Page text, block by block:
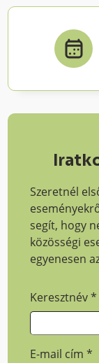
Szeretnél
segít, hogy
közösségi
egyenesen
Keresztnév*
E-mail cím*